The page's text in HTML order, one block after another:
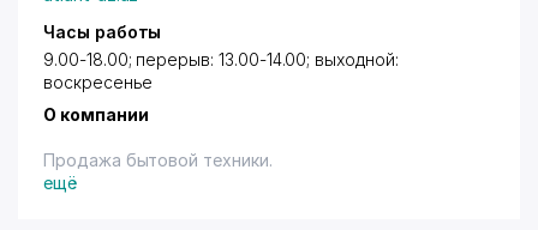
Часы работы
9.00-18.00; перерыв: 13.00-14.00; выходной:
воскресенье
О компании
Продажа бытовой техники.
ещё